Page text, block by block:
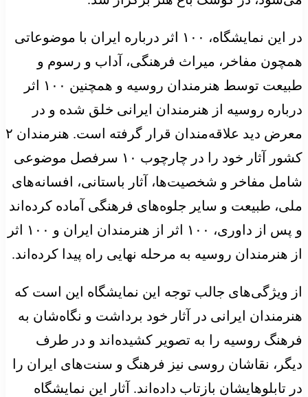
در این نمایشگاه، ۱۰۰ اثر درباره ایران با موضوعاتی
همچون مفاخر، میراث فرهنگی، آداب و رسوم و
طبیعت توسط هنرمندان روسیه و همچنین ۱۰۰ اثر
درباره روسیه از هنرمندان ایرانی خلق شده و در
معرض دید علاقه‌مندان قرار گرفته است. هنرمندان ۲
کشور آثار خود را در چارچوب ۱۰ سرفصل موضوعی
شامل مفاخر و شخصیت‌ها، آثار باستانی، افسانه‌های
ملی، طبیعت و سایر جلوه‌های فرهنگی آماده کرده‌اند
و پس از داوری، ۱۰۰ اثر از هنرمندان ایران و ۱۰۰ اثر
از هنرمندان روسیه به مرحله نهایی راه پیدا کرده‌اند.
از ویژگی‌های جالب توجه این نمایشگاه این است که
هنرمندان ایرانی در آثار خود برداشت و نگاه‌شان به
فرهنگ روسیه را به تصویر کشیده‌اند و در طرف
دیگر، نقاشان روسی نیز فرهنگ و سنت‌های ایران را
در تابلوهایشان بازتاب داده‌اند. آثار این نمایشگاه